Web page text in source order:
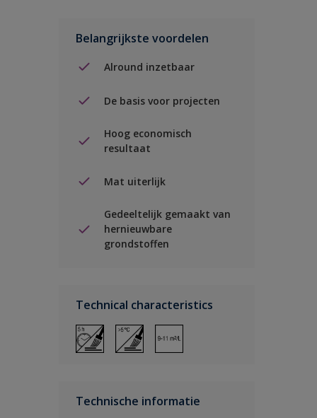
Belangrijkste voordelen
Alround inzetbaar
De basis voor projecten
Hoog economisch
resultaat
Mat uiterlijk
Gedeeltelijk gemaakt van
hernieuwbare
grondstoffen
Technical characteristics
Technische informatie